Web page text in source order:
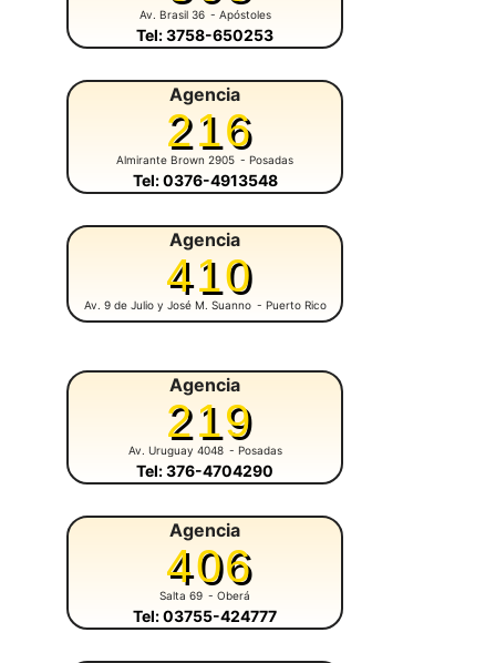
Av. Brasil 36 - Apóstoles
Tel: 3758-650253
Agencia
216
Almirante Brown 2905 - Posadas
Tel: 0376-4913548
Agencia
410
Av. 9 de Julio y José M. Suanno - Puerto Rico
Agencia
219
Av. Uruguay 4048 - Posadas
Tel: 376-4704290
Agencia
406
Salta 69 - Oberá
Tel: 03755-424777